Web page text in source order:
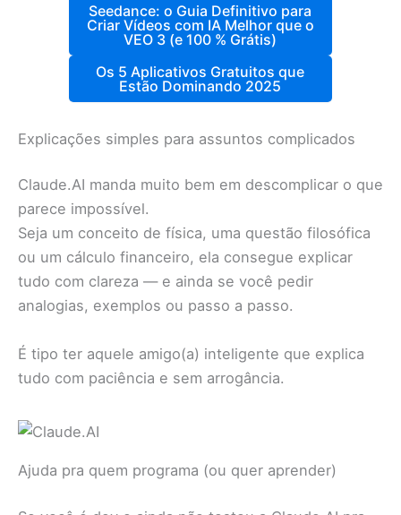
Seedance: o Guia Definitivo para
Criar Vídeos com IA Melhor que o
VEO 3 (e 100 % Grátis)
Os 5 Aplicativos Gratuitos que
Estão Dominando 2025
Explicações simples para assuntos complicados
Claude.AI manda muito bem em descomplicar o que
parece impossível.
Seja um conceito de física, uma questão filosófica
ou um cálculo financeiro, ela consegue explicar
tudo com clareza — e ainda se você pedir
analogias, exemplos ou passo a passo.
É tipo ter aquele amigo(a) inteligente que explica
tudo com paciência e sem arrogância.
Ajuda pra quem programa (ou quer aprender)